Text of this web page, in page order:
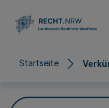
Startseite